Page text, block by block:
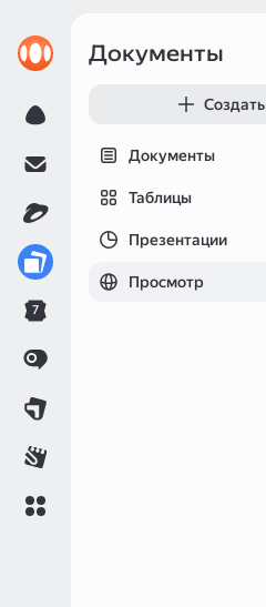
7
Документы
Создать
Документы
Таблицы
Презентации
Просмотр